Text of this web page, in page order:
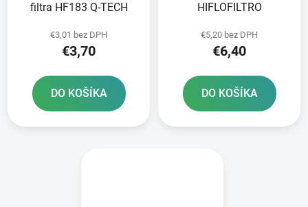
filtra HF183 Q-TECH
€3,01 bez DPH
€3,70
DO KOŠÍKA
HIFLOFILTRO
€5,20 bez DPH
€6,40
DO KOŠÍKA